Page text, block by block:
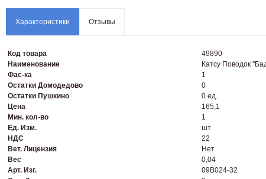
Характеристики Отзывы
Код товара
49890
Наименование
Катсу Поводок
Фас-ка
1
Остатки Домодедово
0
Остатки Пушкино
0 ед.
Цена
165,1
Мин. кол-во
1
Ед. Изм.
шт
НДС
22
Вет. Лицензия
Нет
Вес
0,04
Арт. Изг.
09B024-32